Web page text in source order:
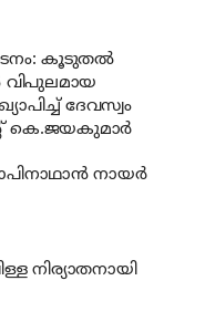
കൂടുതല്‍
വിപുലമായ
ദേവസ്വം
കെ.ജയകുമാര്‍
നായര്‍
നിര്യാതനായി